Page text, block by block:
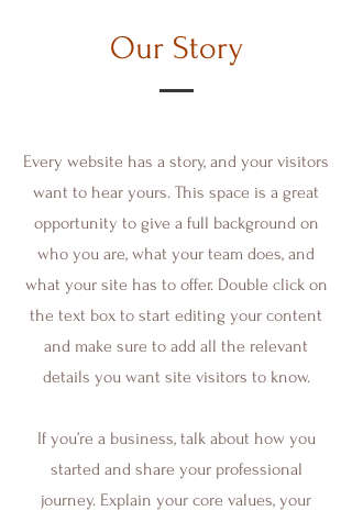
Our Story
Every website has a story, and your visitors
want to hear yours. This space is a great
opportunity to give a full background on
who you are, what your team does, and
what your site has to offer. Double click on
the text box to start editing your content
and make sure to add all the relevant
details you want site visitors to know.
If you’re a business, talk about how you
started and share your professional
journey. Explain your core values, your